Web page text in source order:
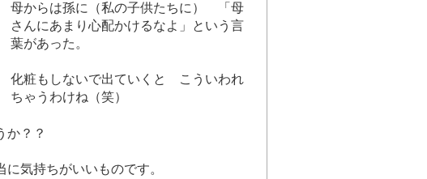
母からは孫に（私の子供たちに） 「母
さんにあまり心配かけるなよ」という言
葉があった。
化粧もしないで出ていくと こういわれ
ちゃうわけね（笑）
か？？
気持ちがいいものです。